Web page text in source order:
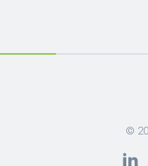
©